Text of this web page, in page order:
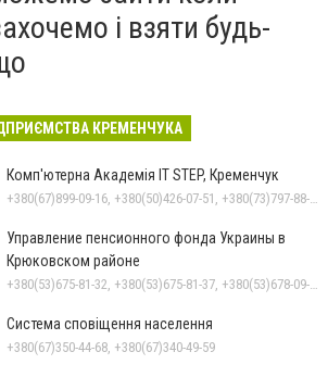
і взяти будь-
КРЕМЕНЧУКА
Комп'ютерна Академія IT STEP, Кременчук
+380(67)899-09-16, +380(50)426-07-51, +380(73)797-88-17
Управление пенсионного фонда Украины в
Крюковском районе
+380(53)675-81-32, +380(53)675-81-37, +380(53)678-09-01, +380(53)675-81-40, +380(53)675-81-33, +380(53)675-81-38, +380(53)675-81-31, +380(53)678-08-87
Система сповіщення населення
+380(67)350-44-68, +380(67)340-49-59